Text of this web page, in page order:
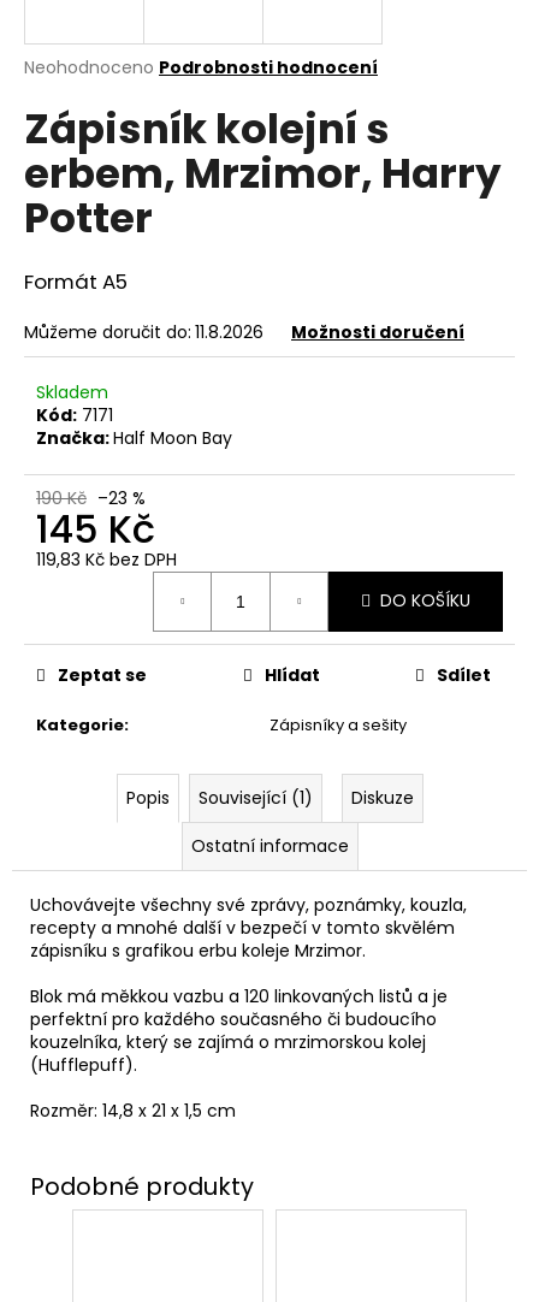
Průměrné
produktu
je
z
5
hvězdiček.
Neohodnoceno Podrobnosti hodnocení
Zápisník kolejní s
erbem, Mrzimor, Harry
Potter
Formát A5
Můžeme doručit do: 11.8.2026 Možnosti doručení
Skladem
Kód: 7171
Značka:Half Moon Bay
190 Kč –23 %
145 Kč
119,83 Kč bez DPH
DO KOŠÍKU
Kategorie: Zápisníky a sešity
Zeptat se Hlídat Sdílet
Popis Související (1)
Diskuze
Ostatní informace
Uchovávejte všechny své zprávy, poznámky, kouzla,
recepty a mnohé další v bezpečí v tomto skvělém
zápisníku s grafikou erbu koleje Mrzimor.
Blok má měkkou vazbu a 120 linkovaných listů a je
perfektní pro každého současného či budoucího
kouzelníka, který se zajímá o mrzimorskou kolej
(Hufflepuff).
Rozměr: 14,8 x 21 x 1,5 cm
j
t
?
D
o
p
u
u
m
e
INTERAKTIVNÍ
849
Kč